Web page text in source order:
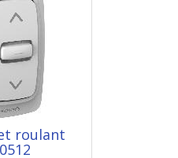
roulant